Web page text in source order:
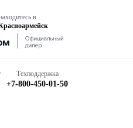
в
Техподдержка
+7-800-450-01-50